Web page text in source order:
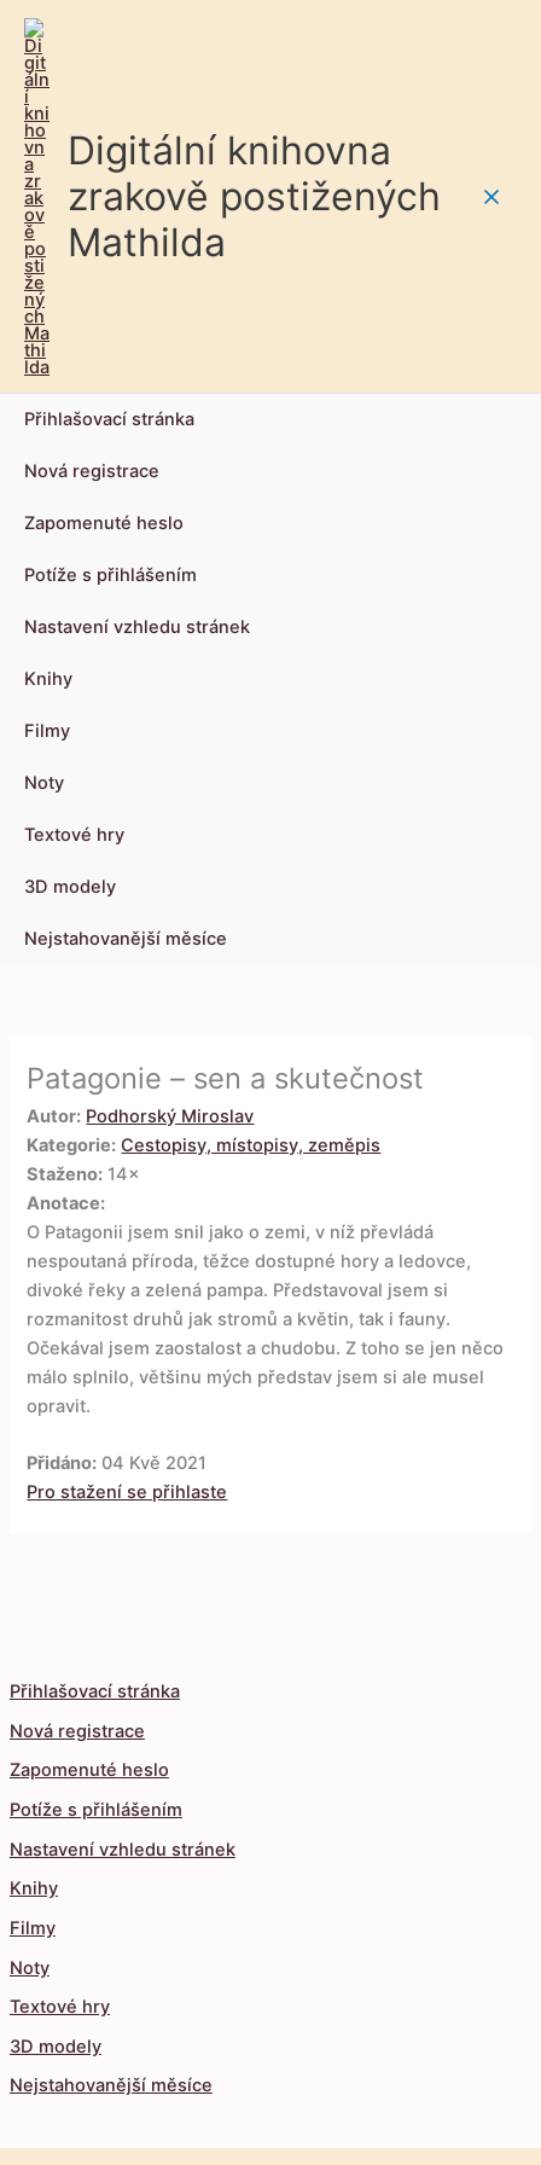
Digitální knihovna
zrakově postižených
Mathilda
Přihlašovací stránka
Nová registrace
Zapomenuté heslo
Potíže s přihlášením
Nastavení vzhledu stránek
Knihy
Filmy
Noty
Textové hry
3D modely
Nejstahovanější měsíce
Přihlašovací stránka
Nová registrace
Zapomenuté heslo
Potíže s přihlášením
Nastavení vzhledu stránek
Knihy
Filmy
Noty
Textové hry
3D modely
Nejstahovanější měsíce
Patagonie – sen a skutečnost
Autor: Podhorský Miroslav
Kategorie: Cestopisy, místopisy, zeměpis
Staženo: 14×
Anotace:
O Patagonii jsem snil jako o zemi, v níž převládá
nespoutaná příroda, těžce dostupné hory a ledovce,
divoké řeky a zelená pampa. Představoval jsem si
rozmanitost druhů jak stromů a květin, tak i fauny.
Očekával jsem zaostalost a chudobu. Z toho se jen něco
málo splnilo, většinu mých představ jsem si ale musel
opravit.
Přidáno: 04 Kvě 2021
Pro stažení se přihlaste